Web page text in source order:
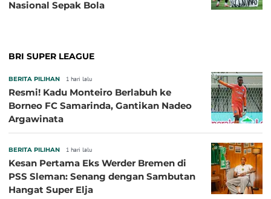
Nasional Sepak Bola
BRI SUPER LEAGUE
BERITA PILIHAN 1 hari lalu
Resmi! Kadu Monteiro Berlabuh ke
Borneo FC Samarinda, Gantikan Nadeo
Argawinata
BERITA PILIHAN 1 hari lalu
Kesan Pertama Eks Werder Bremen di
PSS Sleman: Senang dengan Sambutan
Hangat Super Elja